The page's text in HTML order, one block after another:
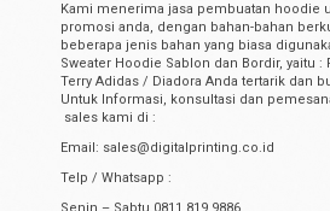
Kami menerima jasa pembuatan hoodie
promosi anda, dengan bahan-bahan
beberapa jenis bahan yang biasa
Sweater Hoodie Sablon dan Bordir, yaitu :
Terry Adidas / Diadora Anda tertarik dan
Untuk Informasi, konsultasi dan
sales kami di :
Email: sales@digitalprinting.co.id
Telp / Whatsapp :